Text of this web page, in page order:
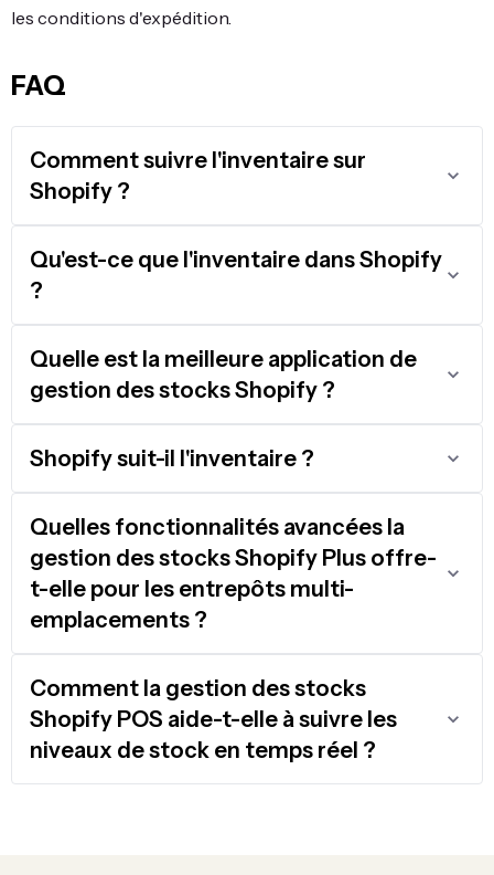
les conditions d'expédition.
FAQ
Comment suivre l'inventaire sur
Shopify ?
Qu'est-ce que l'inventaire dans Shopify
?
Quelle est la meilleure application de
gestion des stocks Shopify ?
Shopify suit-il l'inventaire ?
Quelles fonctionnalités avancées la
gestion des stocks Shopify Plus offre-
t-elle pour les entrepôts multi-
emplacements ?
Comment la gestion des stocks
Shopify POS aide-t-elle à suivre les
niveaux de stock en temps réel ?